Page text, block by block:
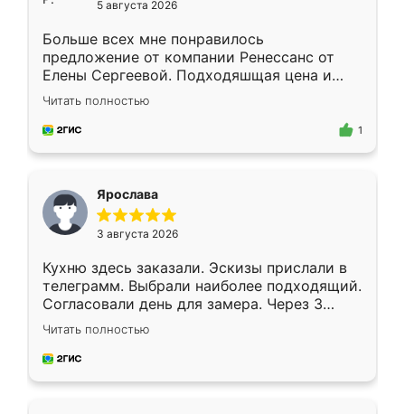
5 августа 2026
Больше всех мне понравилось
предложение от компании Ренессанс от
Елены Сергеевой. Подходяшщая цена и
короткие сроки изготовления. Приехавший
для замера сотрудник Владислав
предложил по моему эскизу самый
Читать полностью
1
Ярослава
3 августа 2026
Кухню здесь заказали. Эскизы прислали в
телеграмм. Выбрали наиболее подходящий.
Согласовали день для замера. Через 3
недели кухня была уже готова. Остались
довольны работой. Спасибо Ренессанс
мебель за качественную работу!
Читать полностью